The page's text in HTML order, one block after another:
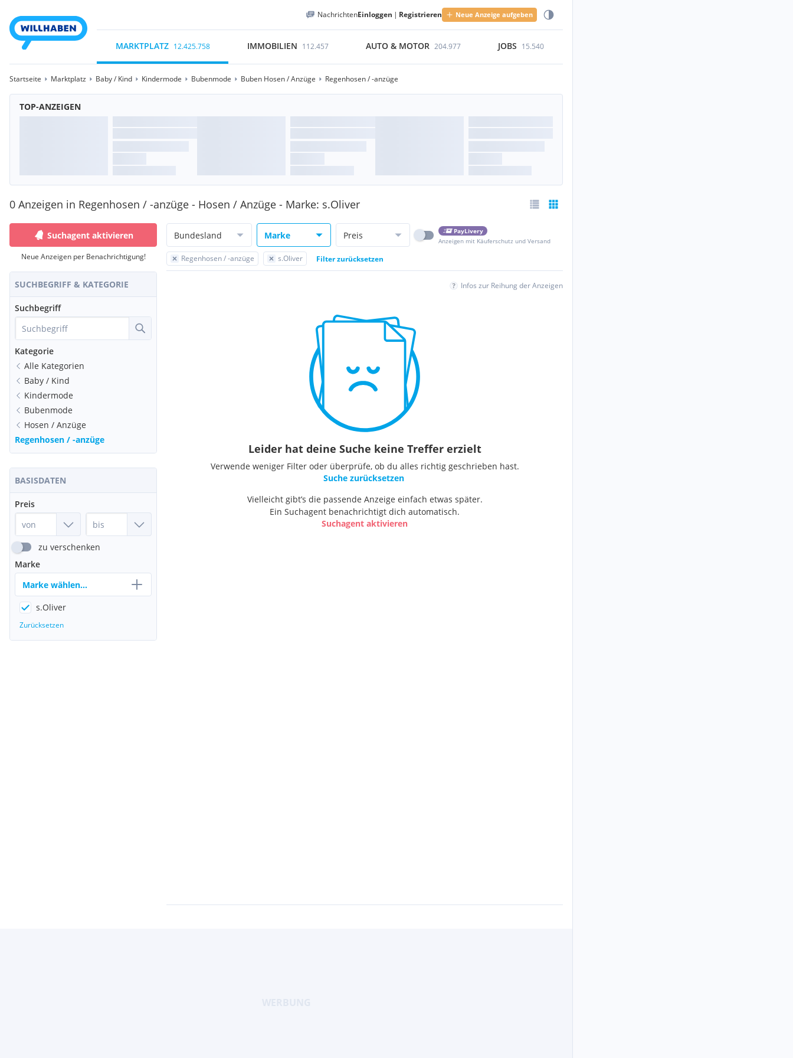
NachrichtenEinloggen | Registrieren Neue Anzeige aufgeben
MARKTPLATZ 12.425.758 IMMOBILIEN 112.457 AUTO & MOTOR 204.977 JOBS 15.540
Startseite Marktplatz Baby / Kind Kindermode Bubenmode Buben Hosen / Anzüge Regenhosen / -anzüge
TOP-ANZEIGEN
0 Anzeigen in Regenhosen / -anzüge - Hosen / Anzüge - Marke: s.Oliver
Suchagent aktivieren
Neue Anzeigen per Benachrichtigung!
SUCHBEGRIFF & KATEGORIE
Suchbegriff
Kategorie
Alle Kategorien
Baby / Kind
Kindermode
Bubenmode
Hosen / Anzüge
Regenhosen / -anzüge
BASISDATEN
Preis
zu verschenken
Marke
Marke wählen...
s.Oliver
Zurücksetzen
Bundesland Marke Preis
PayLivery
Anzeigen mit Käuferschutz und Versand
Regenhosen / -anzüge s.Oliver Filter zurücksetzen
Infos zur Reihung der Anzeigen
Leider hat deine Suche keine Treffer erzielt
Verwende weniger Filter oder überprüfe, ob du alles richtig geschrieben hast.
Suche zurücksetzen
Vielleicht gibt’s die passende Anzeige einfach etwas später.
Ein Suchagent benachrichtigt dich automatisch.
Suchagent aktivieren